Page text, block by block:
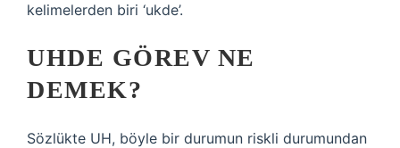
kelimelerden biri ‘ukde’.
UHDE GÖREV NE
DEMEK?
Sözlükte UH, böyle bir durumun riskli durumundan